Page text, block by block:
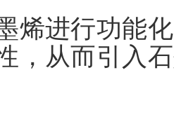
烯进行功能
，从而引入